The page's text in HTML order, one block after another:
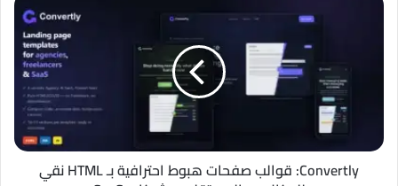
احترافية
للوكالات
والمستقلين
Convertly: قوالب صفحات هبوط احترافية بـ HTML نقي